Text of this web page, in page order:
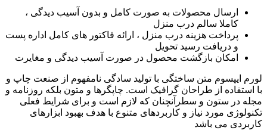
ارسال محصولات به صورت کامل و بدون آسیب دیدگی ،
کاملا سالم درب منزل
پرداخت هزینه درب منزل ، ارائه فاکتور های کامل اداره پست
و دریافت رسید تحویل
امکان بازگشت محصول در صورت آسیب دیدگی و مغایرت
لورم ایپسوم متن ساختگی با تولید سادگی نامفهوم از صنعت چاپ و
با استفاده از طراحان گرافیک است. چاپگرها و متون بلکه روزنامه و
مجله در ستون و سطرآنچنان که لازم است و برای شرایط فعلی
تکنولوژی مورد نیاز و کاربردهای متنوع با هدف بهبود ابزارهای
کاربردی می باشد